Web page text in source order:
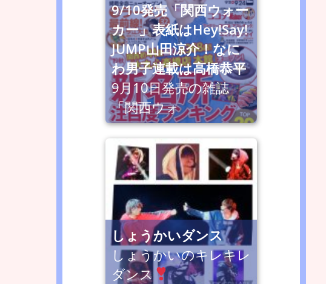
9/10発売「関西ウォー
カー」表紙はHey!Say!
JUMP山田涼介！なに
わ男子連載は高橋恭平
9月10日発売の雑誌
「関西ウォ
しょうかいダンス
しょうかいのキレキレ
ダンス